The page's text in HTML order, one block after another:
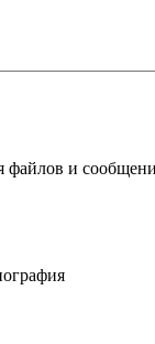
файлов и